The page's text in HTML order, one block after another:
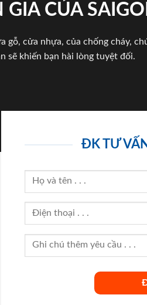
CỦA
cửa nhựa, của chống cháy,
sẽ khiến bạn hài lòng tuyệt đối.
ĐK TƯ